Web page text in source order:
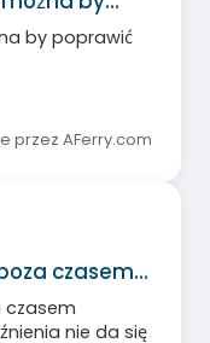
by poprawić
przez AFerry.com
czasem…
czasem
nie da się